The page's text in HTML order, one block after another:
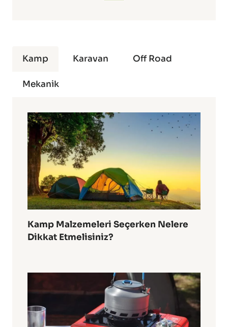
Kamp Karavan Off Road
Mekanik
Kamp Malzemeleri Seçerken Nelere
Dikkat Etmelisiniz?